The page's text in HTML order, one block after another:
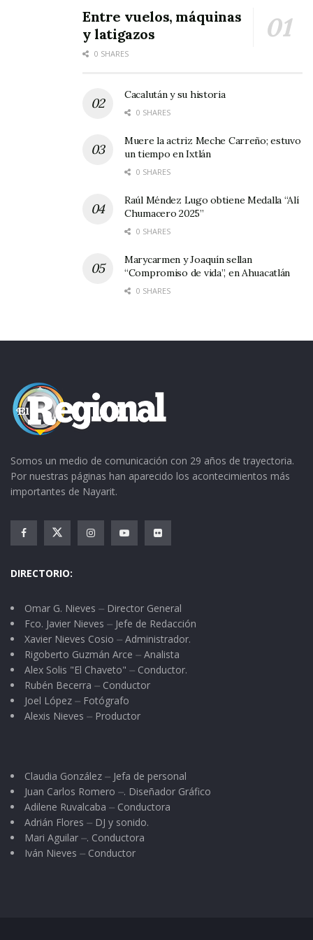
En representación del acalde, Juan Manuel Parra
“El Campanas”, supervisó el deterioro y
consecuentemente el arranque de la obra,
gracias a la insistencia de los responsables de la
Entre vuelos, máquinas
y latigazos
0 SHARES
Cacalután y su historia
0 SHARES
Muere la actriz Meche Carreño; estuvo
un tiempo en Ixtlán
0 SHARES
Raúl Méndez Lugo obtiene Medalla “Alí
Chumacero 2025”
0 SHARES
Marycarmen y Joaquín sellan
“Compromiso de vida”, en Ahuacatlán
0 SHARES
Somos un medio de comunicación con 29 años de trayectoria.
Por nuestras páginas han aparecido los acontecimientos más
importantes de Nayarit.
DIRECTORIO:
Omar G. Nieves ⏤ Director General
Fco. Javier Nieves ⏤ Jefe de Redacción
Xavier Nieves Cosio ⏤ Administrador.
Rigoberto Guzmán Arce ⏤ Analista
Alex Solis "El Chaveto" ⏤ Conductor.
Rubén Becerra ⏤ Conductor
Joel López ⏤ Fotógrafo
Alexis Nieves ⏤ Productor
Claudia González ⏤ Jefa de personal
Juan Carlos Romero ⏤. Diseñador Gráfico
Adilene Ruvalcaba ⏤ Conductora
Adrián Flores ⏤ DJ y sonido.
Mari Aguilar ⏤. Conductora
Iván Nieves ⏤ Conductor